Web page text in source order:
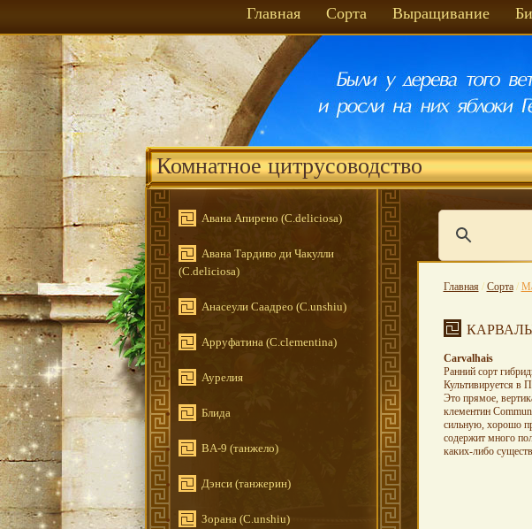
Главная Сорта Выращивание
Комнатное цитрусоводство
Авана Апирено (C.deliciosa)
Авана Тардиво ди Чакулли
(C.deliciosa)
Анасеули Саадрео (C.unshiu)
Арруфатина (C.clementina)
Аурелия
Блида
BA-9 (танжело)
Дэнси (танжерин)
Зорана (C.unshiu)
Главная/ Сорта/
Carvalhais
Ранний сорт
Культивируется в
Это прямое,
клементин
сильную, хорошо
содержит много
каких-либо